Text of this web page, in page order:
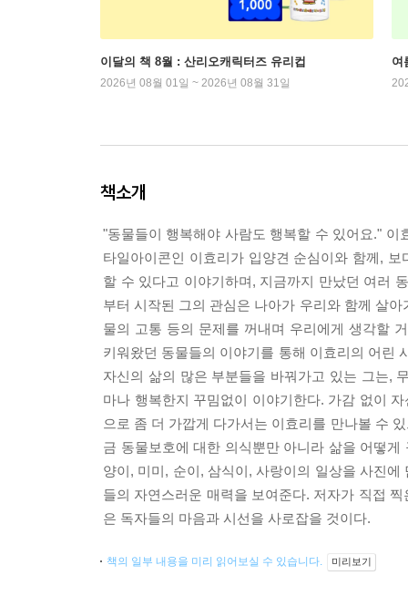
이달의 책 8월 : 산리오캐릭터즈 유리컵
2026년 08월 01일 ~ 2026년 08월 31일
여
책소개
"동물들이 행복해야 사람도 행복할 수 있어요."
타일아이콘인 이효리가 입양견 순심이와 함께,
할 수 있다고 이야기하며, 지금까지 만났던 여러
부터 시작된 그의 관심은 나아가 우리와 함께 살
물의 고통 등의 문제를 꺼내며 우리에게 생각할
키워왔던 동물들의 이야기를 통해 이효리의 어린
자신의 삶의 많은 부분들을 바꿔가고 있는 그는,
마나 행복한지 꾸밈없이 이야기한다. 가감 없이
으로 좀 더 가깝게 다가서는 이효리를 만나볼 수
금 동물보호에 대한 의식뿐만 아니라 삶을 어떻
양이, 미미, 순이, 삼식이, 사랑이의 일상을 사진
들의 자연스러운 매력을 보여준다. 저자가 직접
은 독자들의 마음과 시선을 사로잡을 것이다.
책의 일부 내용을 미리 읽어보실 수 있습니다. 미리보기